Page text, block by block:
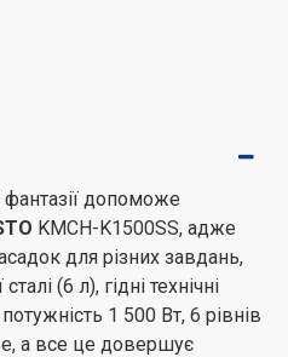
фантазії допоможе
KMCH-K1500SS, адже
для різних завдань,
(6 л), гідні технічні
1 500 Вт, 6 рівнів
а все це довершує